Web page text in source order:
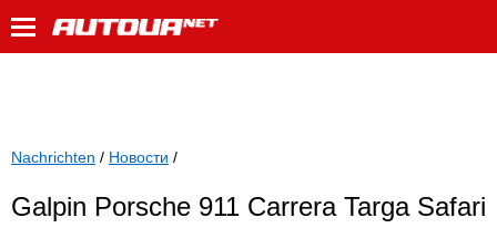
Nachrichten / Новости /
Galpin Porsche 911 Carrera Targa Safari